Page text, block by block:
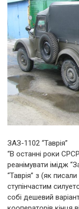
ЗАЗ-1102 “Таврія”
“В останні роки
реанімувати імідж
“Таврія” з (як
ступінчастим
собі дешевий